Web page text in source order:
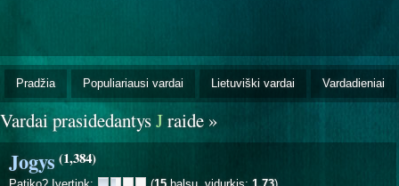
Pradžia Populiariausi vardai Lietuviški vardai Vardadieniai
Vardai prasidedantysJraide »
Jogys(1,384)